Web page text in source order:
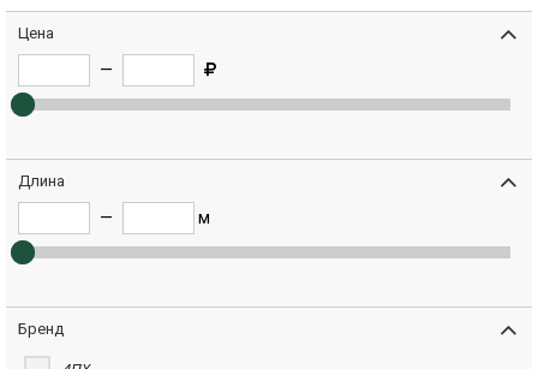
Цена
—
Длина
— м
Бренд